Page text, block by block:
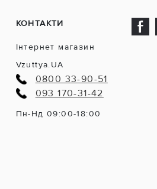
КОНТАКТИ
Інтернет магазин
Vzuttya.UA
0800 33-90-51
093 170-31-42
Пн-Нд 09:00-18:00